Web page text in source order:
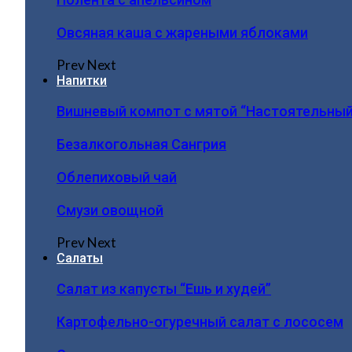
Овсяная каша с жареными яблоками
PrevNext
Напитки
Вишневый компот с мятой
Безалкогольная Сангрия
Облепиховый чай
Смузи овощной
PrevNext
Салаты
Салат из капусты “Ешь и худей”
Картофельно-огуречный салат с лососем